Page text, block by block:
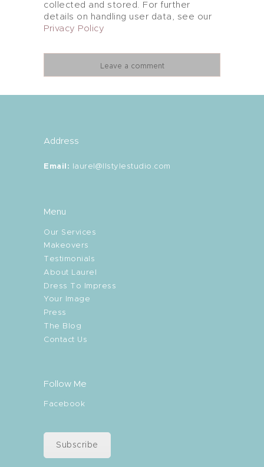
collected and stored. For further
details on handling user data, see our
Privacy Policy
Address
Email : laurel@llstylestudio.com
Menu
Our Services
Makeovers
Testimonials
About Laurel
Dress To Impress
Your Image
Press
The Blog
Contact Us
Follow Me
Facebook
Subscribe